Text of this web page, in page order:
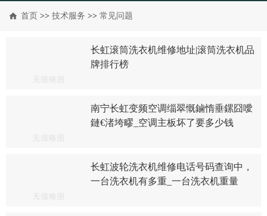
首页 >> 技术服务 >> 常见问题
长虹滚筒洗衣机维修地址|滚筒洗衣机品
牌排行榜
南宁长虹变频空调缁翠慨鏀惰垂鏍囧噯
鏈€渚垮疁_空调主板坏了要多少钱
长虹波轮洗衣机维修电话号码查询中，
一台洗衣机有多重_一台洗衣机重量